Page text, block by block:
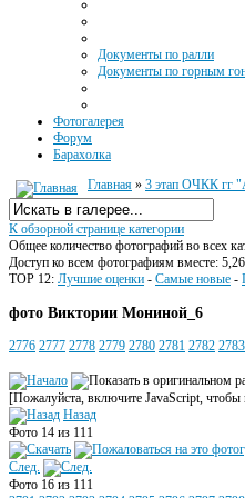
Документы по ралли
Документы по горным
Фотогалерея
Форум
Барахолка
Главная » 3 этап ОЧКК гг
К обзорной странице категории
Общее количество фотографий во всех
Доступ ко всем фотографиям вместе:
TOP 12: Лучшие оценки - Самые новые -
фото Виктории Мониной_6
2776 2777 2778 2779 2780 2781 2782 2783
[Пожалуйста, включите JavaScript, чтобы
Назад
Фото 14 из 111
След.
Фото 16 из 111